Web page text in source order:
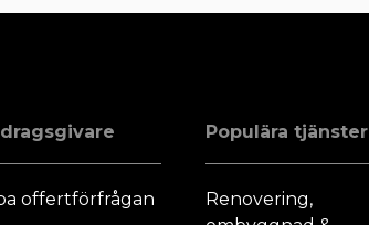
offertförfrågan
Populära tjänster
Renovering,